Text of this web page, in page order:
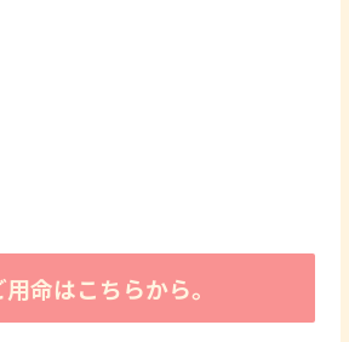
命はこちらから。